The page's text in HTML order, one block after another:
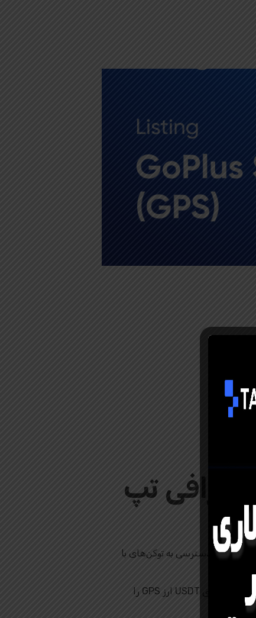
صرافی تپ
امکان دسترسی به توکن‌های با
: در صرافی تپ بیت، جفت ارز GPS/USDT در دسترس است و شما می‌توانید به راحتی از طریق USDT ارز GPS را